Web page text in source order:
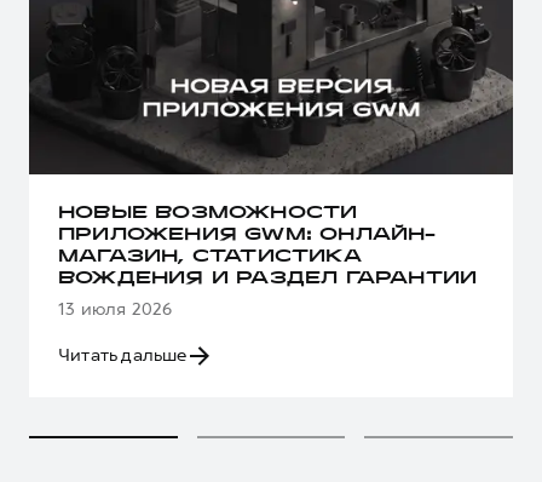
НОВЫЕ ВОЗМОЖНОСТИ
ПРИЛОЖЕНИЯ GWM: ОНЛАЙН-
МАГАЗИН, СТАТИСТИКА
ВОЖДЕНИЯ И РАЗДЕЛ ГАРАНТИИ
13 июля 2026
Читать дальше